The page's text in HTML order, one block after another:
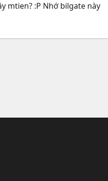
mtien? :P Nhớ bilgate này